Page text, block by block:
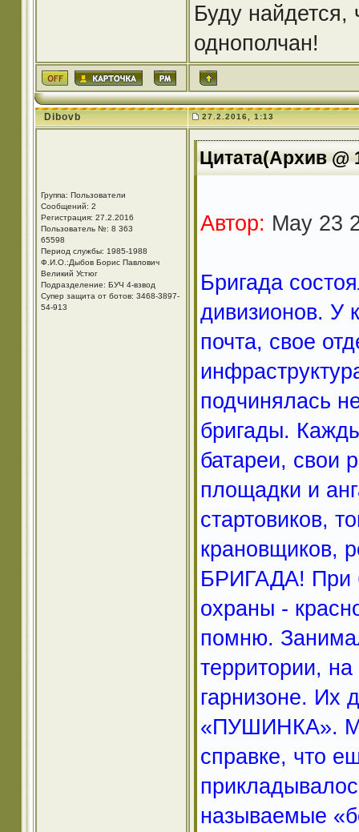
Буду найдется,
однополчан!
Dibovb 27.2.2016, 1:13
Группа: Пользователи
Сообщений: 2
Регистрация: 27.2.2016
Пользователь №: 8 363
65598
Период службы: 1985-1988
Ф.И.О.:Дыбов Борис Павлович
Великий Устюг
Подразделение: БУЧ 4-взвод
Супер защита от ботов: 3468-3897-
54-913
Цитата(Архив @
Автор: May 23
Бригада
дивизионов. У
почта, свое
подчинялась
бригады.
батареи, свои
площадки и
стартовиков,
крановщиков,
БРИГАДА! При
охраны -
помню.
территории,
гарнизоне. Их
«ПУШИНКА».
справке, что
называемые